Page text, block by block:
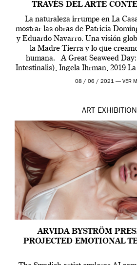
TRAVÉS DEL ARTE
La naturaleza irrumpe en La
mostrar las obras de Patricia
y Eduardo Navarro. Una visión
la Madre Tierra y lo que
humana. A Great Seaweed
Intestinalis), Ingela Ihrman, 2019
Madrid y la
08 / 06 / 2021 — VER
ART EXHIBITION
ARVIDA BYSTRÖM
PROJECTED EMOTIONAL